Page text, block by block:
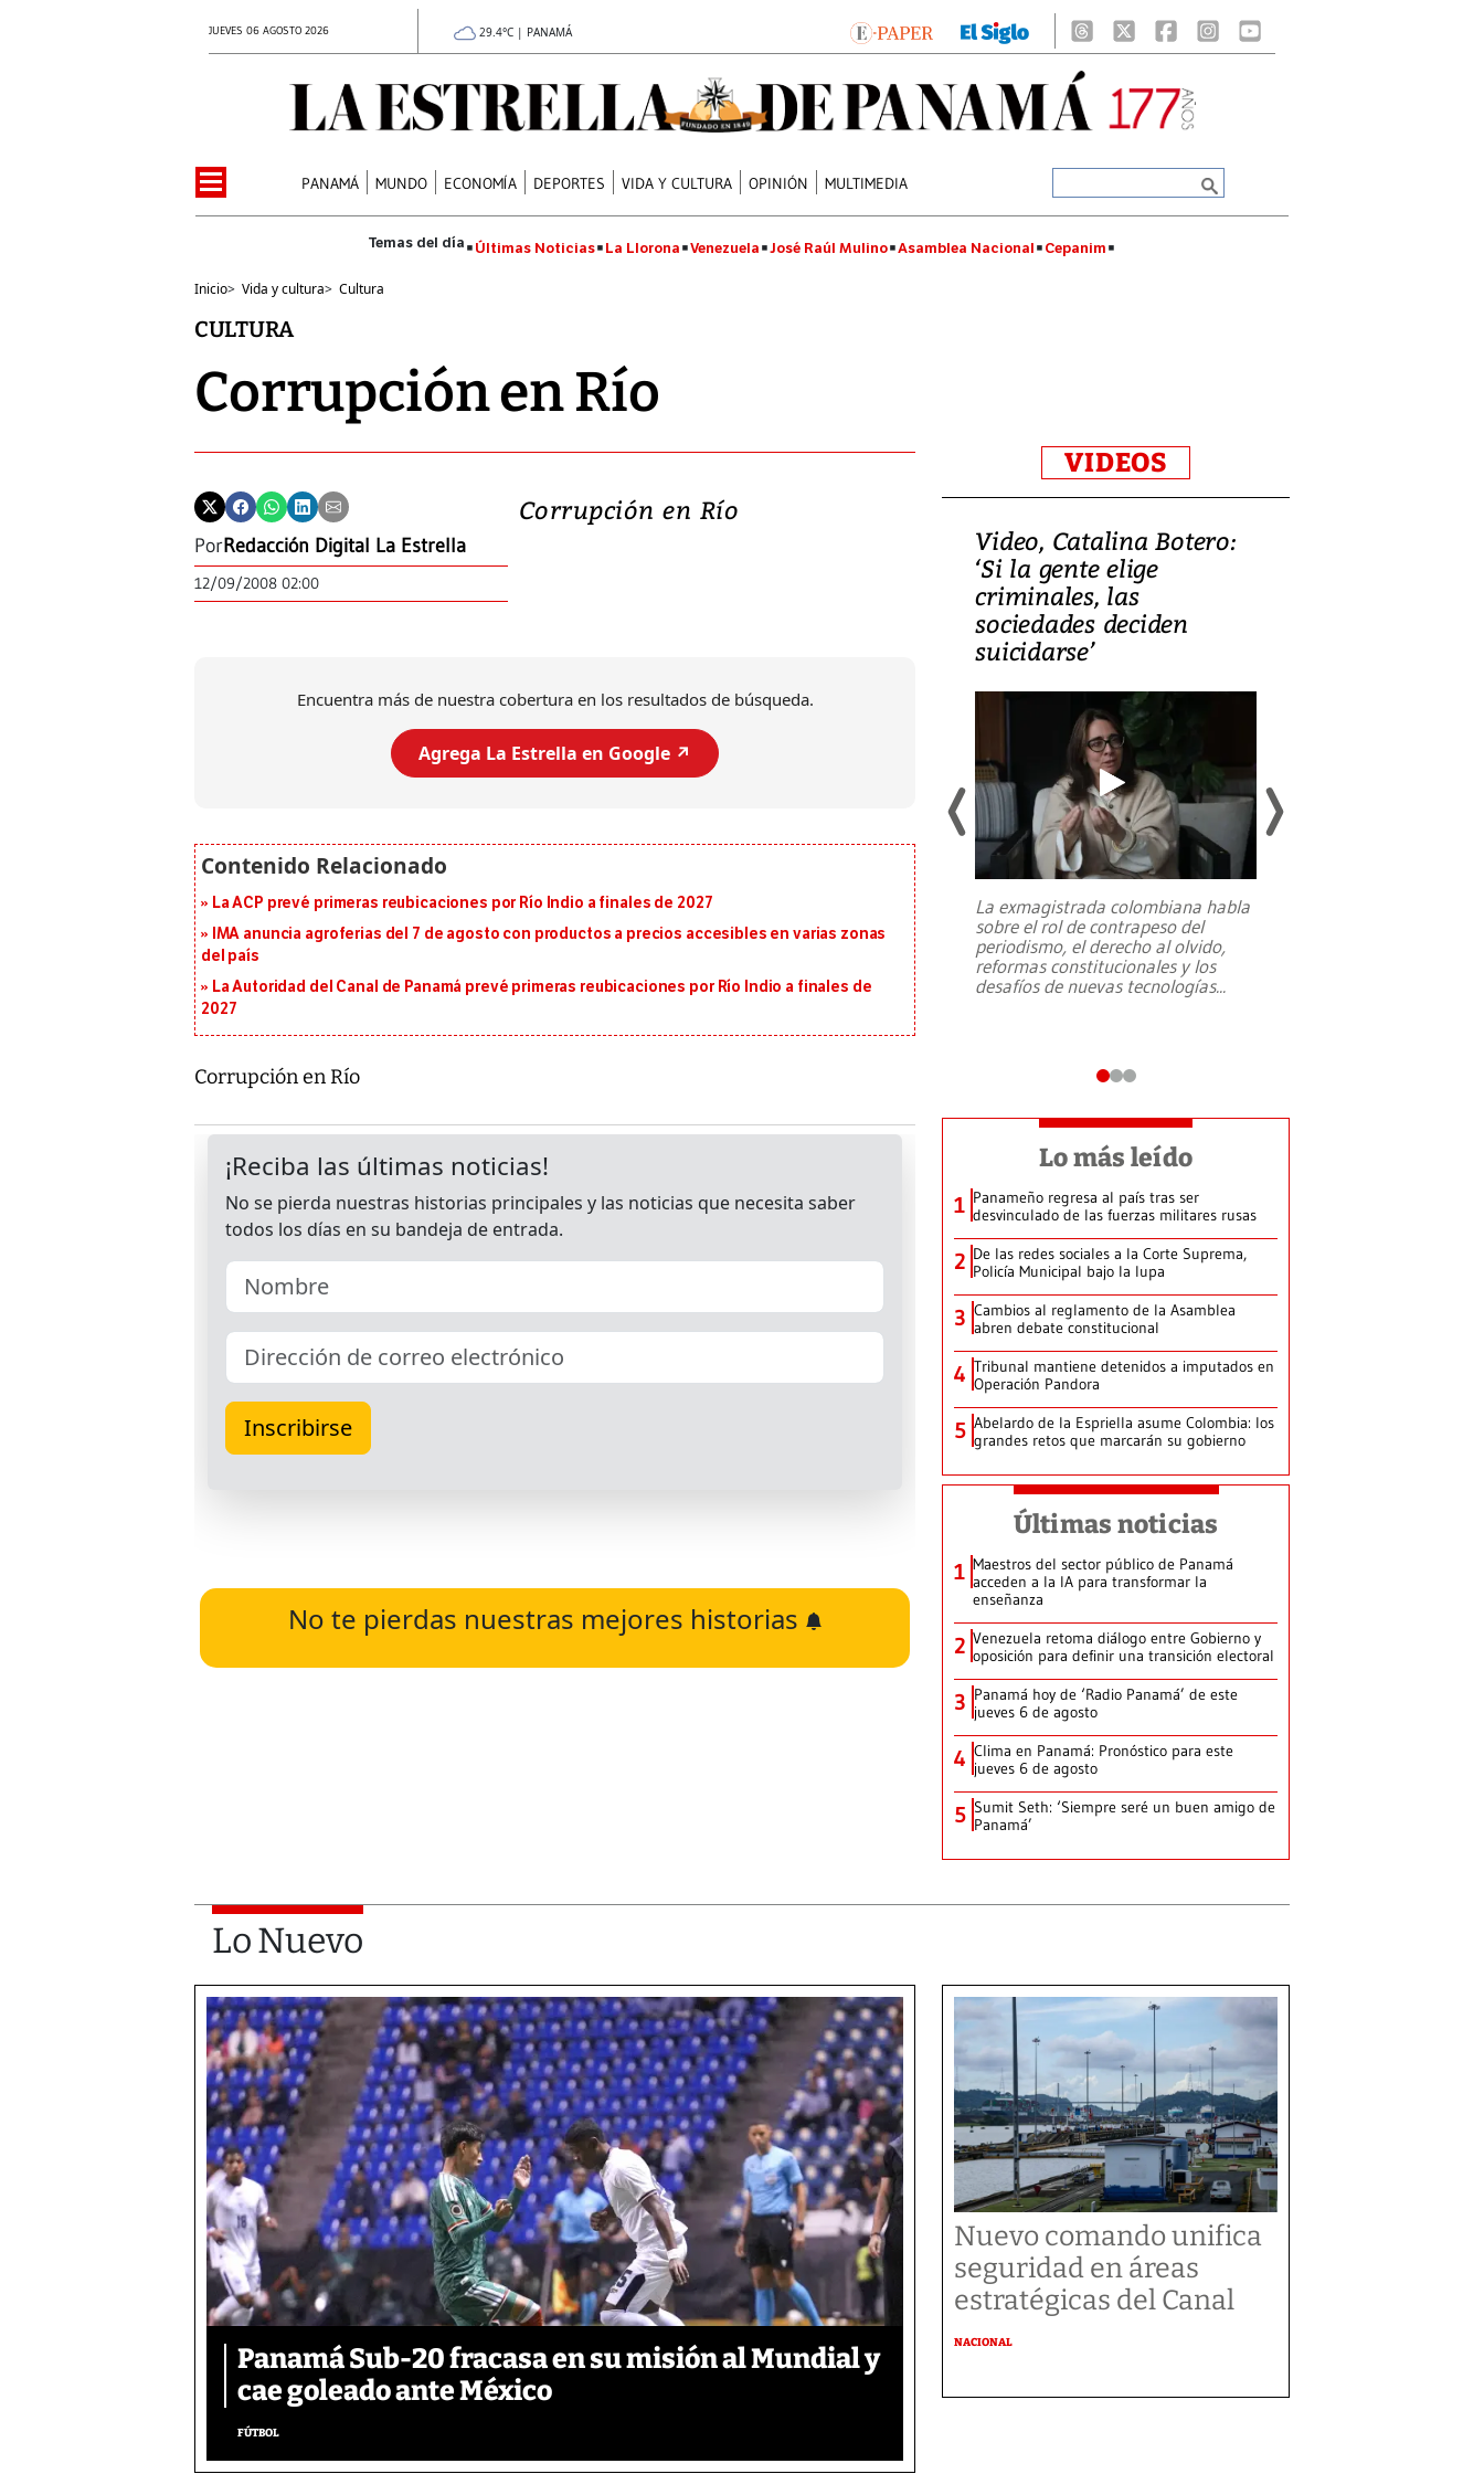
JUEVES 06 AGOSTO 2026 29.4°C | PANAMÁ
PANAMÁ MUNDO ECONOMÍA DEPORTES VIDA Y CULTURA OPINIÓN MULTIMEDIA
Últimas Noticias La Llorona Venezuela José Raúl Mulino Asamblea Nacional Cepanim
Inicio> Vida y cultura> Cultura
CULTURA
Corrupción en Río
PorRedacción Digital La Estrella
12/09/2008 02:00
Corrupción en Río
Encuentra más de nuestra cobertura en los resultados de búsqueda.
Agrega La Estrella en Google ↗️
La ACP prevé primeras reubicaciones por Río Indio a finales de 2027
IMA anuncia agroferias del 7 de agosto con productos a precios accesibles en varias zonas
del país
La Autoridad del Canal de Panamá prevé primeras reubicaciones por Río Indio a finales de
2027
Corrupción en Río
No te pierdas nuestras mejores historias
VIDEOS
Un fuerte terremoto de magnitud
julio en la prefectura de Kumamoto,
al sur de Japón, provocando una
emergencia de gran...
Video, Catalina Botero:
‘Si la gente elige
criminales, las
sociedades deciden
suicidarse’
La exmagistrada colombiana habla
sobre el rol de contrapeso del
periodismo, el derecho al olvido,
reformas constitucionales y los
desafíos de nuevas tecnologías...
Lo más leído
1 Panameño regresa al país tras ser
desvinculado de las fuerzas militares rusas
2 De las redes sociales a la Corte Suprema,
Policía Municipal bajo la lupa
3 Cambios al reglamento de la Asamblea
abren debate constitucional
4 Tribunal mantiene detenidos a imputados en
Operación Pandora
5 Abelardo de la Espriella asume Colombia: los
grandes retos que marcarán su gobierno
Últimas noticias
1 Maestros del sector público de Panamá
acceden a la IA para transformar la
enseñanza
2 Venezuela retoma diálogo entre Gobierno y
oposición para definir una transición electoral
3 Panamá hoy de ‘Radio Panamá’ de este
jueves 6 de agosto
4 Clima en Panamá: Pronóstico para este
jueves 6 de agosto
5 Sumit Seth: ‘Siempre seré un buen amigo de
Panamá’
Lo Nuevo
Panamá Sub-20 fracasa en su misión al Mundial y
cae goleado ante México
FÚTBOL
Nuevo comando unifica
seguridad en áreas
estratégicas del Canal
NACIONAL